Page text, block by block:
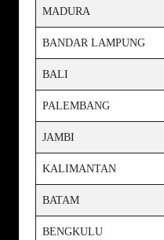
MADURA
BANDAR LAMPUNG
BALI
PALEMBANG
JAMBI
KALIMANTAN
BATAM
BENGKULU